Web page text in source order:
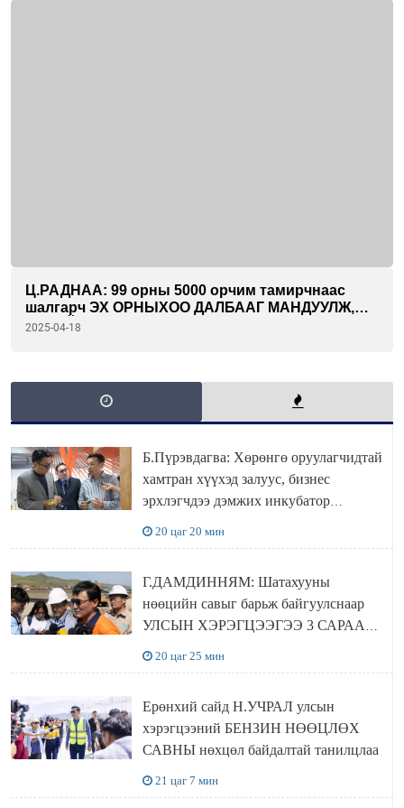
Ц.РАДНАА: 99 орны 5000 орчим тамирчнаас
шалгарч ЭХ ОРНЫХОО ДАЛБААГ МАНДУУЛЖ,
ТӨРИЙН ДУУЛЛАА ЭГШИГЛҮҮЛЭХ бахархал
2025-04-18
Б.Пүрэвдагва: Хөрөнгө оруулагчидтай
хамтран хүүхэд залуус, бизнес
эрхлэгчдээ дэмжих инкубатор
20 цаг 20 мин
Г.ДАМДИННЯМ: Шатахууны
нөөцийн савыг барьж байгуулснаар
УЛСЫН ХЭРЭГЦЭЭГЭЭ 3 САРААР
20 цаг 25 мин
Ерөнхий сайд Н.УЧРАЛ улсын
хэрэгцээний БЕНЗИН НӨӨЦЛӨХ
САВНЫ нөхцөл байдалтай танилцлаа
21 цаг 7 мин